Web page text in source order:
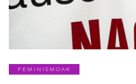
FEMINISMOAK